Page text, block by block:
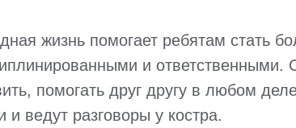
жизнь помогает ребятам стать
и ответственными.
помогать друг другу в любом
и ведут разговоры у костра.